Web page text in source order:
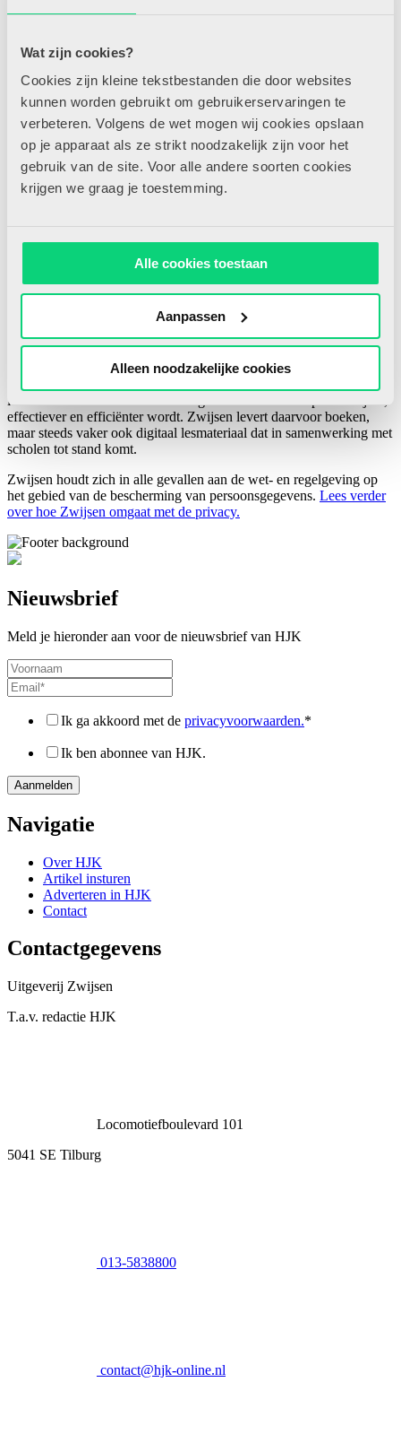
Wat zijn cookies?
Cookies zijn kleine tekstbestanden die door websites
kunnen worden gebruikt om gebruikerservaringen te
verbeteren. Volgens de wet mogen wij cookies opslaan
op je apparaat als ze strikt noodzakelijk zijn voor het
gebruik van de site. Voor alle andere soorten cookies
krijgen we graag je toestemming.
Alle cookies toestaan
Aanpassen
Alleen noodzakelijke cookies
Opinie
HJK Congres
Archief
Zoeken
Neem contact op
HJK is een uitgave van Uitgeverij Zwijsen B.V., hierna ‘Zwijsen’.
learning design company. Met onze groeiende expertise, ervaring en
leeroplossingen zijn wij een partner voor scholen bij het vernieuwen
lerenden en scholen en ervoor zorgen dat leren steeds persoonlijker,
effectiever en efficiënter wordt. Zwijsen levert daarvoor boeken,
maar steeds vaker ook digitaal lesmateriaal dat in samenwerking met
scholen tot stand komt.
Zwijsen houdt zich in alle gevallen aan de wet- en regelgeving op
het gebied van de bescherming van persoonsgegevens. Lees verder
over hoe Zwijsen omgaat met de privacy.
Nieuwsbrief
Meld je hieronder aan voor de nieuwsbrief van HJK
Ik ga akkoord met de privacyvoorwaarden.*
Ik ben abonnee van HJK.
Navigatie
Over HJK
Artikel insturen
Adverteren in HJK
Contact
Contactgegevens
Uitgeverij Zwijsen
T.a.v. redactie HJK
Locomotiefboulevard 101
5041 SE Tilburg
013-5838800
contact@hjk-online.nl